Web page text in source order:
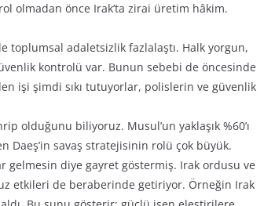
olmadan önce Irak’ta zirai üretim hâkim.
toplumsal adaletsizlik fazlalaştı. Halk yorgun,
kontrolü var. Bunun sebebi de öncesinde
işi şimdi sıkı tutuyorlar, polislerin ve güvenlik
olduğunu biliyoruz. Musul’un yaklaşık %60’ı
savaş stratejisinin rolü çok büyük.
diye gayret göstermiş. Irak ordusu ve
etkileri de beraberinde getiriyor. Örneğin Irak